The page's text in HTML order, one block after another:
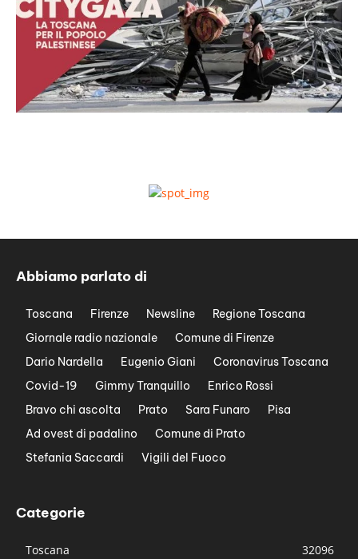
Abbiamo parlato di
Toscana Firenze Newsline
Regione Toscana
Giornale radio nazionale
Comune di Firenze
Dario Nardella
Eugenio Giani
Coronavirus Toscana
Covid-19
Gimmy Tranquillo
Enrico Rossi
Bravo chi ascolta
Prato Sara Funaro
Pisa
Ad ovest di padalino
Comune di Prato
Stefania Saccardi
Vigili del Fuoco
Categorie
Toscana
32096